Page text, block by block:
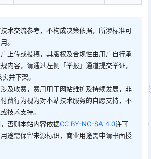
术交流参考，不构成决策依据，所涉标准可
。
上传或投稿，其版权及合规性由用户自行承
内容，请通过左侧「举报」通道提交举证，
并下架。
及收费，费用用于网站维护及持续发展，非
费行为视为对本站技术服务的自愿支持，不
技术支持。
否则本站内容依据CC BY-NC-SA 4.0许可
途需保留来源标识，商业用途需申请书面授